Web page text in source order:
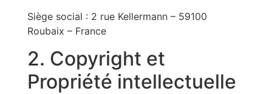
Siège social : 2 rue Kellermann – 59100
Roubaix – France
2. Copyright et
Propriété intellectuelle